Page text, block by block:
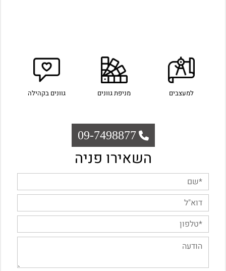
למעצבים מניפת גוונים גוונים בקהילה
09-7498877
השאירו פניה